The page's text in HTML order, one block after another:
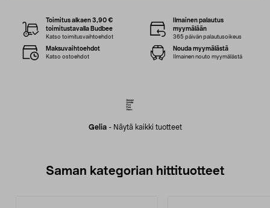
Gelia- Näytä kaikki tuotteet
Toimitus alkaen 3,90 €
toimitustavalla Budbee
Katso toimitusvaihtoehdot
Ilmainen palautus
myymälään
365 päivän palautusoikeus
Maksuvaihtoehdot
Katso ostoehdot
Nouda myymälästä
Ilmainen nouto myymälästä
Saman kategorian hittituotteet